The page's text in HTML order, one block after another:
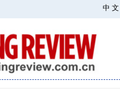
中 文